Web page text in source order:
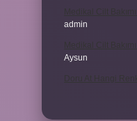
admin
Aysun